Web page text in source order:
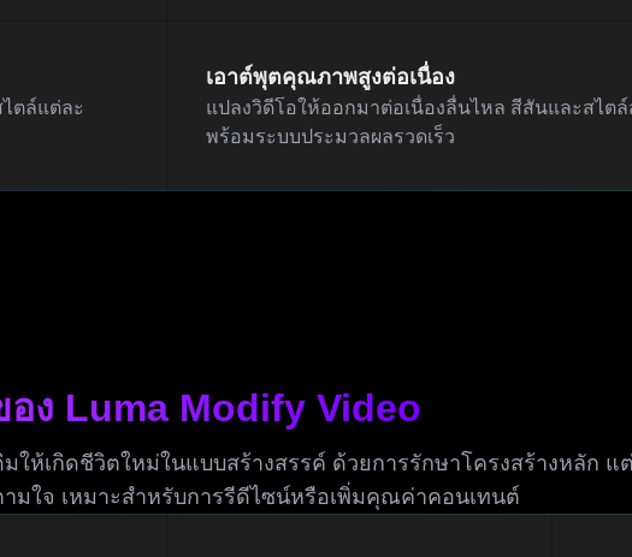
ตล์แต่ละ
เอาต์พุตคุณภาพสูงต่อเนื่อง
แปลงวิดีโอให้ออกมาต่อเนื่องลื่นไหล สีสันและสไ
พร้อมระบบประมวลผลรวดเร็ว
ง Luma Modify Video
มให้เกิดชีวิตใหม่ในแบบสร้างสรรค์ ด้วยการรักษาโครงสร้างหลัก แ
มใจ เหมาะสำหรับการรีดีไซน์หรือเพิ่มคุณค่าคอนเทนต์